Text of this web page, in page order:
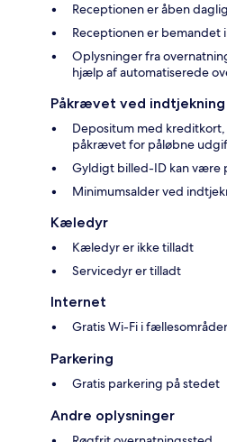
Receptionen er åben
Receptionen er
Oplysninger fra
hjælp af automatiserede
Påkrævet ved indtjekning
Depositum med
påkrævet for påløbne
Gyldigt billed-ID kan være
Minimumsalder ved
Kæledyr
Kæledyr er ikke tilladt
Servicedyr er tilladt
Internet
Gratis Wi-Fi i fællesområder
Parkering
Gratis parkering på stedet
Andre oplysninger